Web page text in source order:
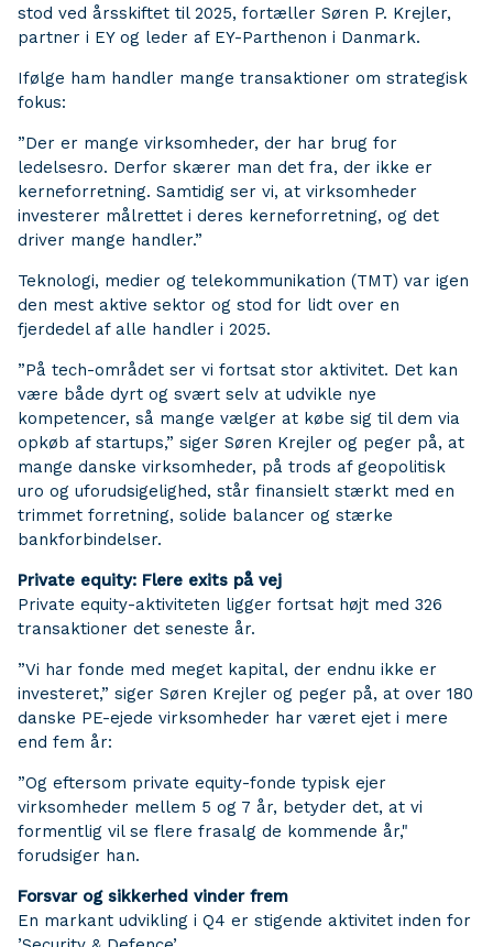
stod ved årsskiftet til 2025, fortæller Søren P. Krejler,
partner i EY og leder af EY-Parthenon i Danmark.
Ifølge ham handler mange transaktioner om strategisk
fokus:
”Der er mange virksomheder, der har brug for
ledelsesro. Derfor skærer man det fra, der ikke er
kerneforretning. Samtidig ser vi, at virksomheder
investerer målrettet i deres kerneforretning, og det
driver mange handler.”
Teknologi, medier og telekommunikation (TMT) var igen
den mest aktive sektor og stod for lidt over en
fjerdedel af alle handler i 2025.
”På tech-området ser vi fortsat stor aktivitet. Det kan
være både dyrt og svært selv at udvikle nye
kompetencer, så mange vælger at købe sig til dem via
opkøb af startups,” siger Søren Krejler og peger på, at
mange danske virksomheder, på trods af geopolitisk
uro og uforudsigelighed, står finansielt stærkt med en
trimmet forretning, solide balancer og stærke
bankforbindelser.
Private equity: Flere exits på vej
Private equity-aktiviteten ligger fortsat højt med 326
transaktioner det seneste år.
”Vi har fonde med meget kapital, der endnu ikke er
investeret,” siger Søren Krejler og peger på, at over 180
danske PE-ejede virksomheder har været ejet i mere
end fem år:
”Og eftersom private equity-fonde typisk ejer
virksomheder mellem 5 og 7 år, betyder det, at vi
formentlig vil se flere frasalg de kommende år,"
forudsiger han.
Forsvar og sikkerhed vinder frem
En markant udvikling i Q4 er stigende aktivitet inden for